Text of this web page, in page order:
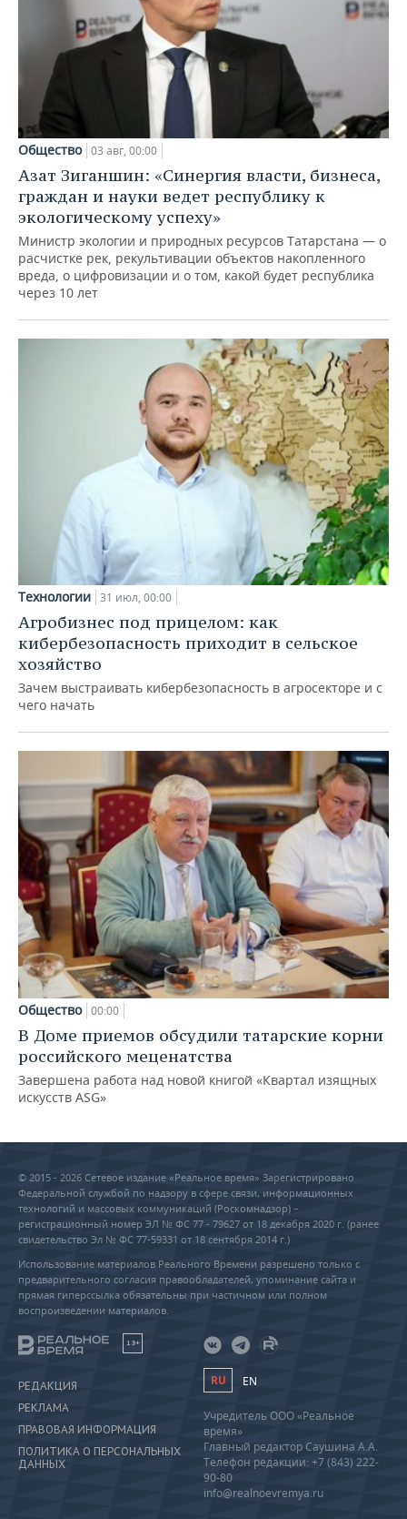
Общество 03 авг, 00:00
Азат Зиганшин: «Синергия власти, бизнеса,
граждан и науки ведет республику к
экологическому успеху»
Министр экологии и природных ресурсов Татарстана — о
расчистке рек, рекультивации объектов накопленного
вреда, о цифровизации и о том, какой будет республика
через 10 лет
Технологии 31 июл, 00:00
Агробизнес под прицелом: как
кибербезопасность приходит в сельское
хозяйство
Зачем выстраивать кибербезопасность в агросекторе и с
чего начать
Общество 00:00
В Доме приемов обсудили татарские корни
российского меценатства
Завершена работа над новой книгой «Квартал изящных
искусств ASG»
© 2015 - 2026 Сетевое издание «Реальное время» Зарегистрировано
Федеральной службой по надзору в сфере связи, информационных
технологий и массовых коммуникаций (Роскомнадзор) –
регистрационный номер ЭЛ № ФС 77 - 79627 от 18 декабря 2020 г. (ранее
свидетельство Эл № ФС 77-59331 от 18 сентября 2014 г.)
Использование материалов Реального Времени разрешено только с
предварительного согласия правообладателей, упоминание сайта и
прямая гиперссылка обязательны при частичном или полном
воспроизведении материалов.
18+
РЕДАКЦИЯ
РЕКЛАМА
ПРАВОВАЯ ИНФОРМАЦИЯ
ПОЛИТИКА О ПЕРСОНАЛЬНЫХ
ДАННЫХ
RU EN
Учредитель ООО «Реальное
время»
Главный редактор Саушина А.А.
Телефон редакции: +7 (843) 222-
90-80
info@realnoevremya.ru